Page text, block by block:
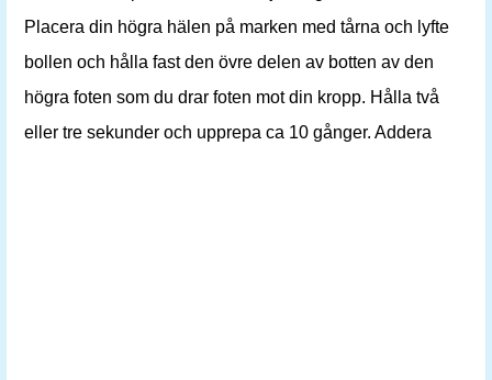
Placera din högra hälen på marken med tårna och lyfte
bollen och hålla fast den övre delen av botten av den
högra foten som du drar foten mot din kropp. Hålla två
eller tre sekunder och upprepa ca 10 gånger. Addera